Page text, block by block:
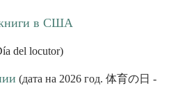
книги в США
del locutor)
(дата на 2026 год. 体育の日 -